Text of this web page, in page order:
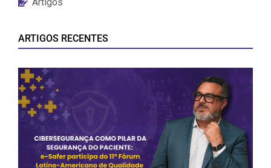
ARTIGOS RECENTES